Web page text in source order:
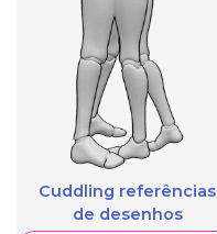
Cuddling referências
de desenhos